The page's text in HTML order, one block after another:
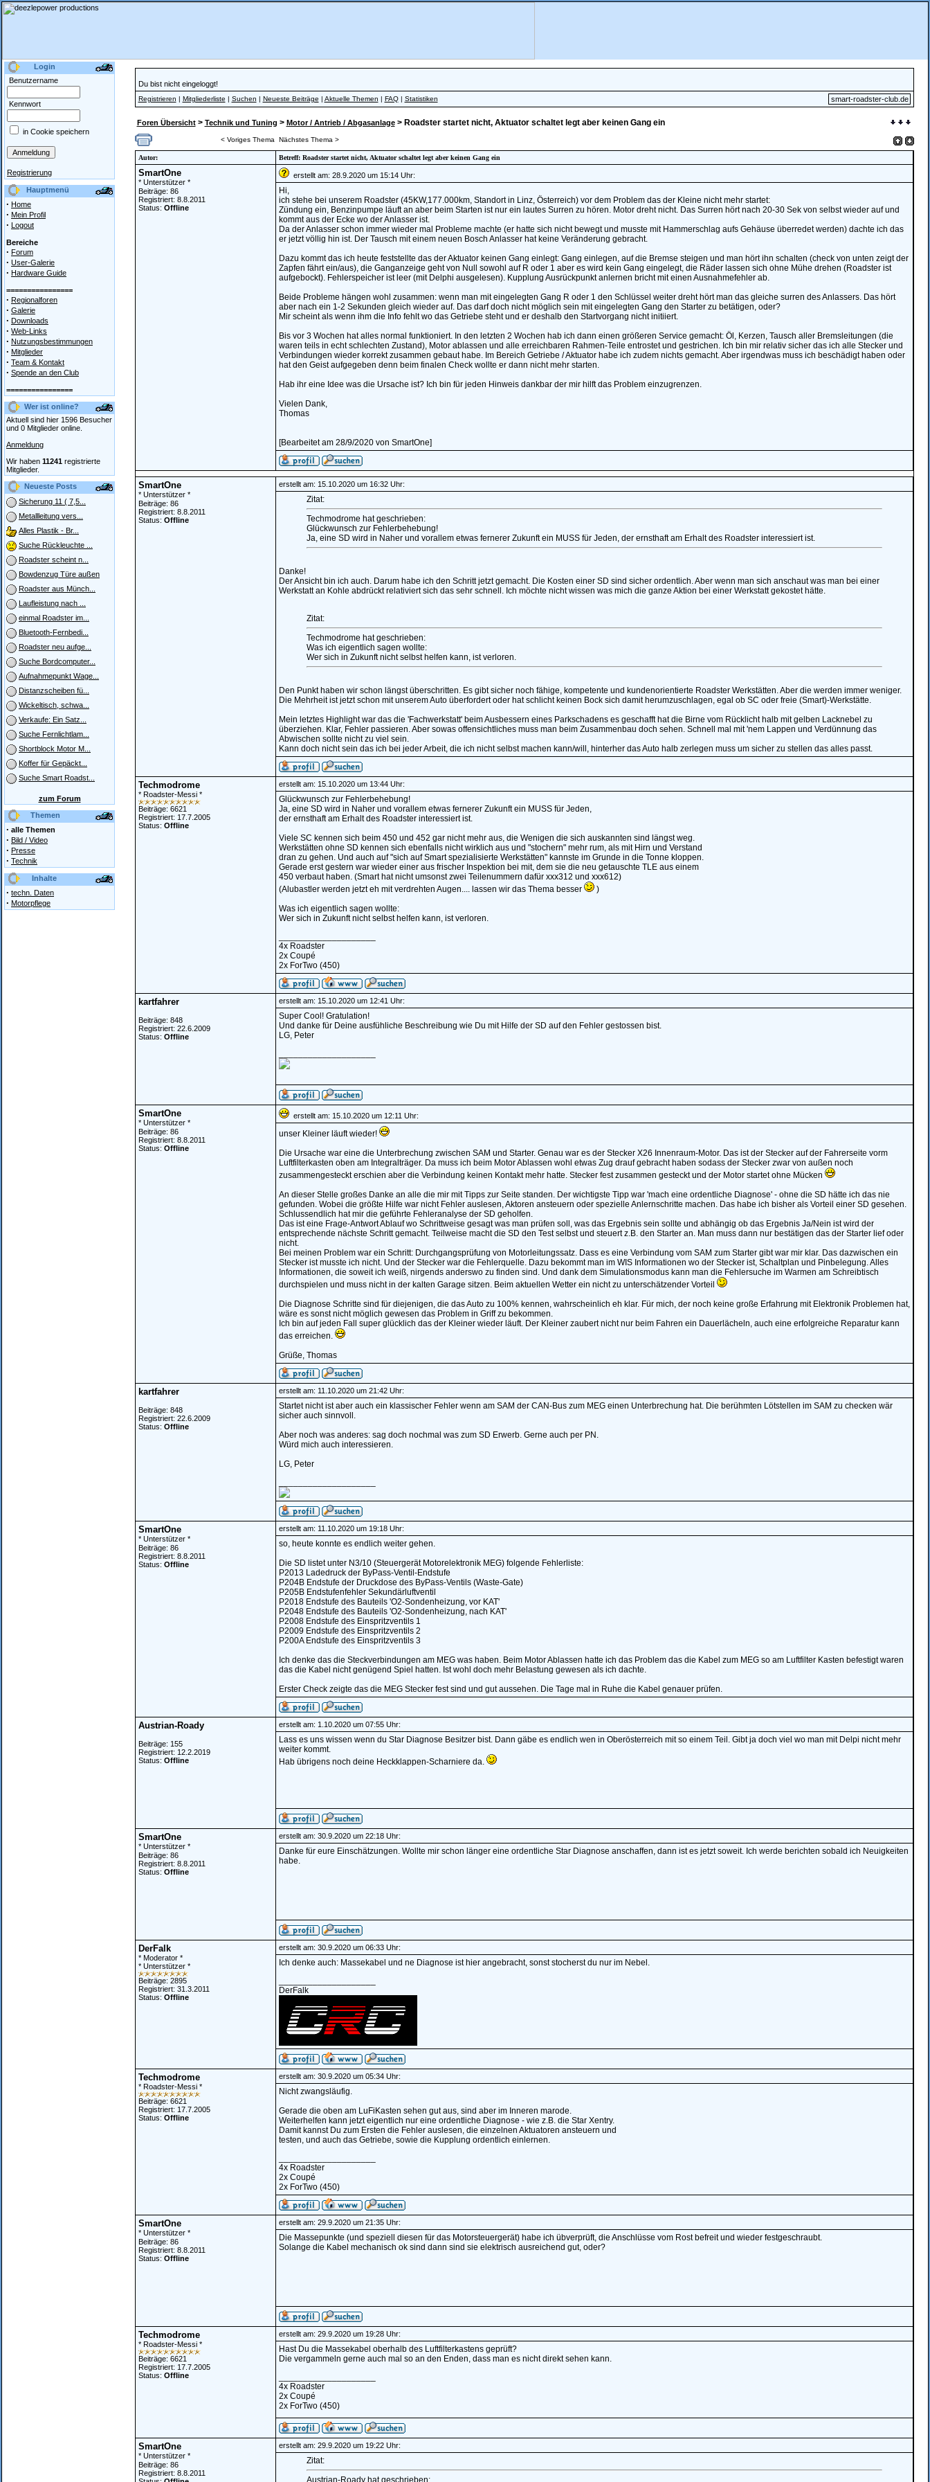
Login
Benutzername
Kennwort
in Cookie speichern
Registrierung
Hauptmenü
· Home
· Mein Profil
· Logout
Bereiche
· Forum
· User-Galerie
· Hardware Guide
================
· Regionalforen
· Galerie
· Downloads
· Web-Links
· Nutzungsbestimmungen
· Mitglieder
· Team & Kontakt
· Spende an den Club
================
Wer ist online?
Aktuell sind hier 1596 Besucher
und 0 Mitglieder online.
Anmeldung
Wir haben 11241 registrierte
Mitglieder.
Neueste Posts
Sicherung 11 ( 7,5...
Metallleitung vers...
Alles Plastik - Br...
Suche Rückleuchte ...
Roadster scheint n...
Bowdenzug Türe außen
Roadster aus Münch...
Laufleistung nach ...
einmal Roadster im...
Bluetooth-Fernbedi...
Roadster neu aufge...
Suche Bordcomputer...
Aufnahmepunkt Wage...
Distanzscheiben fü...
Wickeltisch, schwa...
Verkaufe: Ein Satz...
Suche Fernlichtlam...
Shortblock Motor M...
Koffer für Gepäckt...
Suche Smart Roadst...
zum Forum
Themen
· alle Themen
· Bild / Video
· Presse
· Technik
Inhalte
· techn. Daten
· Motorpflege
Du bist nicht eingeloggt!
Registrieren | Mitgliederliste | Suchen | Neueste Beiträge | Aktuelle Themen | FAQ| Statistiken smart-roadster-club.de
Foren Übersicht> Technik und Tuning > Motor / Antrieb / Abgasanlage> Roadster startet nicht, Aktuator schaltet legt aber keinen Gang ein
< Voriges Thema Nächstes Thema >
Autor: Betreff: Roadster startet nicht, Aktuator schaltet legt aber keinen Gang ein
SmartOne
* Unterstützer *
Beiträge: 86
Registriert: 8.8.2011
Status: Offline
erstellt am: 28.9.2020 um 15:14 Uhr:
Hi,
ich stehe bei unserem Roadster (45KW,177.000km, Standort in Linz, Österreich) vor dem Problem das der Kleine nicht mehr startet:
Zündung ein, Benzinpumpe läuft an aber beim Starten ist nur ein lautes Surren zu hören. Motor dreht nicht. Das Surren hört nach 20-30 Sek von selbst wieder auf und
kommt aus der Ecke wo der Anlasser ist.
Da der Anlasser schon immer wieder mal Probleme machte (er hatte sich nicht bewegt und musste mit Hammerschlag aufs Gehäuse überredet werden) dachte ich das
er jetzt völlig hin ist. Der Tausch mit einem neuen Bosch Anlasser hat keine Veränderung gebracht.
Dazu kommt das ich heute feststellte das der Aktuator keinen Gang einlegt: Gang einlegen, auf die Bremse steigen und man hört ihn schalten (check von unten zeigt der
Zapfen fährt ein/aus), die Ganganzeige geht von Null sowohl auf R oder 1 aber es wird kein Gang eingelegt, die Räder lassen sich ohne Mühe drehen (Roadster ist
aufgebockt). Fehlerspeicher ist leer (mit Delphi ausgelesen). Kupplung Ausrückpunkt anlernen bricht mit einen Ausnahmefehler ab.
Beide Probleme hängen wohl zusammen: wenn man mit eingelegten Gang R oder 1 den Schlüssel weiter dreht hört man das gleiche surren des Anlassers. Das hört
aber nach ein 1-2 Sekunden gleich wieder auf. Das darf doch nicht möglich sein mit eingelegten Gang den Starter zu betätigen, oder?
Mir scheint als wenn ihm die Info fehlt wo das Getriebe steht und er deshalb den Startvorgang nicht initiiert.
Bis vor 3 Wochen hat alles normal funktioniert. In den letzten 2 Wochen hab ich dann einen größeren Service gemacht: Öl, Kerzen, Tausch aller Bremsleitungen (die
waren teils in echt schlechten Zustand), Motor ablassen und alle erreichbaren Rahmen-Teile entrostet und gestrichen. Ich bin mir relativ sicher das ich alle Stecker und
Verbindungen wieder korrekt zusammen gebaut habe. Im Bereich Getriebe / Aktuator habe ich zudem nichts gemacht. Aber irgendwas muss ich beschädigt haben oder
hat den Geist aufgegeben denn beim finalen Check wollte er dann nicht mehr starten.
Hab ihr eine Idee was die Ursache ist? Ich bin für jeden Hinweis dankbar der mir hilft das Problem einzugrenzen.
Vielen Dank,
Thomas
[Bearbeitet am 28/9/2020 von SmartOne]
SmartOne
* Unterstützer *
Beiträge: 86
Registriert: 8.8.2011
Status: Offline
erstellt am: 15.10.2020 um 16:32 Uhr:
Zitat:
Techmodrome hat geschrieben:
Glückwunsch zur Fehlerbehebung!
Ja, eine SD wird in Naher und vorallem etwas fernerer Zukunft ein MUSS für Jeden, der ernsthaft am Erhalt des Roadster interessiert ist.
Danke!
Der Ansicht bin ich auch. Darum habe ich den Schritt jetzt gemacht. Die Kosten einer SD sind sicher ordentlich. Aber wenn man sich anschaut was man bei einer
Werkstatt an Kohle abdrückt relativiert sich das sehr schnell. Ich möchte nicht wissen was mich die ganze Aktion bei einer Werkstatt gekostet hätte.
Zitat:
Techmodrome hat geschrieben:
Was ich eigentlich sagen wollte:
Wer sich in Zukunft nicht selbst helfen kann, ist verloren.
Den Punkt haben wir schon längst überschritten. Es gibt sicher noch fähige, kompetente und kundenorientierte Roadster Werkstätten. Aber die werden immer weniger.
Die Mehrheit ist jetzt schon mit unserem Auto überfordert oder hat schlicht keinen Bock sich damit herumzuschlagen, egal ob SC oder freie (Smart)-Werkstätte.
Mein letztes Highlight war das die 'Fachwerkstatt' beim Ausbessern eines Parkschadens es geschafft hat die Birne vom Rücklicht halb mit gelben Lacknebel zu
überziehen. Klar, Fehler passieren. Aber sowas offensichtliches muss man beim Zusammenbau doch sehen. Schnell mal mit 'nem Lappen und Verdünnung das
Abwischen sollte nicht zu viel sein.
Kann doch nicht sein das ich bei jeder Arbeit, die ich nicht selbst machen kann/will, hinterher das Auto halb zerlegen muss um sicher zu stellen das alles passt.
Techmodrome
* Roadster-Messi *
Beiträge: 6621
Registriert: 17.7.2005
Status: Offline
erstellt am: 15.10.2020 um 13:44 Uhr:
Glückwunsch zur Fehlerbehebung!
Ja, eine SD wird in Naher und vorallem etwas fernerer Zukunft ein MUSS für Jeden,
der ernsthaft am Erhalt des Roadster interessiert ist.
Viele SC kennen sich beim 450 und 452 gar nicht mehr aus, die Wenigen die sich auskannten sind längst weg.
Werkstätten ohne SD kennen sich ebenfalls nicht wirklich aus und "stochern" mehr rum, als mit Hirn und Verstand
dran zu gehen. Und auch auf "sich auf Smart spezialisierte Werkstätten" kannste im Grunde in die Tonne kloppen.
Gerade erst gestern war wieder einer aus frischer Inspektion bei mit, dem sie die neu getauschte TLE aus einem
450 verbaut haben. (Smart hat nicht umsonst zwei Teilenummern dafür xxx312 und xxx612)
(Alubastler werden jetzt eh mit verdrehten Augen.... lassen wir das Thema besser
)
Was ich eigentlich sagen wollte:
Wer sich in Zukunft nicht selbst helfen kann, ist verloren.
4x Roadster
2x Coupé
2x ForTwo (450)
kartfahrer
Beiträge: 848
Registriert: 22.6.2009
Status: Offline
erstellt am: 15.10.2020 um 12:41 Uhr:
Super Cool! Gratulation!
Und danke für Deine ausfühliche Beschreibung wie Du mit Hilfe der SD auf den Fehler gestossen bist.
LG, Peter
SmartOne
* Unterstützer *
Beiträge: 86
Registriert: 8.8.2011
Status: Offline
erstellt am: 15.10.2020 um 12:11 Uhr:
unser Kleiner läuft wieder!
Die Ursache war eine die Unterbrechung zwischen SAM und Starter. Genau war es der Stecker X26 Innenraum-Motor. Das ist der Stecker auf der Fahrerseite vorm
Luftfilterkasten oben am Integralträger. Da muss ich beim Motor Ablassen wohl etwas Zug drauf gebracht haben sodass der Stecker zwar von außen noch
zusammengesteckt erschien aber die Verbindung keinen Kontakt mehr hatte. Stecker fest zusammen gesteckt und der Motor startet ohne Mücken
An dieser Stelle großes Danke an alle die mir mit Tipps zur Seite standen. Der wichtigste Tipp war 'mach eine ordentliche Diagnose' - ohne die SD hätte ich das nie
gefunden. Wobei die größte Hilfe war nicht Fehler auslesen, Aktoren ansteuern oder spezielle Anlernschritte machen. Das habe ich bisher als Vorteil einer SD gesehen.
Schlussendlich hat mir die geführte Fehleranalyse der SD geholfen.
Das ist eine Frage-Antwort Ablauf wo Schrittweise gesagt was man prüfen soll, was das Ergebnis sein sollte und abhängig ob das Ergebnis Ja/Nein ist wird der
entsprechende nächste Schritt gemacht. Teilweise macht die SD den Test selbst und steuert z.B. den Starter an. Man muss dann nur bestätigen das der Starter lief oder
nicht.
Bei meinen Problem war ein Schritt: Durchgangsprüfung von Motorleitungssatz. Dass es eine Verbindung vom SAM zum Starter gibt war mir klar. Das dazwischen ein
Stecker ist musste ich nicht. Und der Stecker war die Fehlerquelle. Dazu bekommt man im WIS Informationen wo der Stecker ist, Schaltplan und Pinbelegung. Alles
Informationen, die soweit ich weiß, nirgends anderswo zu finden sind. Und dank dem Simulationsmodus kann man die Fehlersuche im Warmen am Schreibtisch
durchspielen und muss nicht in der kalten Garage sitzen. Beim aktuellen Wetter ein nicht zu unterschätzender Vorteil
Die Diagnose Schritte sind für diejenigen, die das Auto zu 100% kennen, wahrscheinlich eh klar. Für mich, der noch keine große Erfahrung mit Elektronik Problemen hat,
wäre es sonst nicht möglich gewesen das Problem in Griff zu bekommen.
Ich bin auf jeden Fall super glücklich das der Kleiner wieder läuft. Der Kleiner zaubert nicht nur beim Fahren ein Dauerlächeln, auch eine erfolgreiche Reparatur kann
das erreichen.
Grüße, Thomas
kartfahrer
Beiträge: 848
Registriert: 22.6.2009
Status: Offline
erstellt am: 11.10.2020 um 21:42 Uhr:
Startet nicht ist aber auch ein klassischer Fehler wenn am SAM der CAN-Bus zum MEG einen Unterbrechung hat. Die berühmten Lötstellen im SAM zu checken wär
sicher auch sinnvoll.
Aber noch was anderes: sag doch nochmal was zum SD Erwerb. Gerne auch per PN.
Würd mich auch interessieren.
LG, Peter
SmartOne
* Unterstützer *
Beiträge: 86
Registriert: 8.8.2011
Status: Offline
erstellt am: 11.10.2020 um 19:18 Uhr:
so, heute konnte es endlich weiter gehen.
Die SD listet unter N3/10 (Steuergerät Motorelektronik MEG) folgende Fehlerliste:
P2013 Ladedruck der ByPass-Ventil-Endstufe
P204B Endstufe der Druckdose des ByPass-Ventils (Waste-Gate)
P205B Endstufenfehler Sekundärluftventil
P2018 Endstufe des Bauteils 'O2-Sondenheizung, vor KAT'
P2048 Endstufe des Bauteils 'O2-Sondenheizung, nach KAT'
P2008 Endstufe des Einspritzventils 1
P2009 Endstufe des Einspritzventils 2
P200A Endstufe des Einspritzventils 3
Ich denke das die Steckverbindungen am MEG was haben. Beim Motor Ablassen hatte ich das Problem das die Kabel zum MEG so am Luftfilter Kasten befestigt waren
das die Kabel nicht genügend Spiel hatten. Ist wohl doch mehr Belastung gewesen als ich dachte.
Erster Check zeigte das die MEG Stecker fest sind und gut aussehen. Die Tage mal in Ruhe die Kabel genauer prüfen.
Austrian-Roady
Beiträge: 155
Registriert: 12.2.2019
Status: Offline
erstellt am: 1.10.2020 um 07:55 Uhr:
Lass es uns wissen wenn du Star Diagnose Besitzer bist. Dann gäbe es endlich wen in Oberösterreich mit so einem Teil. Gibt ja doch viel wo man mit Delpi nicht mehr
weiter kommt.
Hab übrigens noch deine Heckklappen-Scharniere da.
SmartOne
* Unterstützer *
Beiträge: 86
Registriert: 8.8.2011
Status: Offline
erstellt am: 30.9.2020 um 22:18 Uhr:
Danke für eure Einschätzungen. Wollte mir schon länger eine ordentliche Star Diagnose anschaffen, dann ist es jetzt soweit. Ich werde berichten sobald ich Neuigkeiten
habe.
DerFalk
* Moderator *
* Unterstützer *
Beiträge: 2895
Registriert: 31.3.2011
Status: Offline
erstellt am: 30.9.2020 um 06:33 Uhr:
Ich denke auch: Massekabel und ne Diagnose ist hier angebracht, sonst stocherst du nur im Nebel.
DerFalk
Techmodrome
* Roadster-Messi *
Beiträge: 6621
Registriert: 17.7.2005
Status: Offline
erstellt am: 30.9.2020 um 05:34 Uhr:
Nicht zwangsläufig.
Gerade die oben am LuFiKasten sehen gut aus, sind aber im Inneren marode.
Weiterhelfen kann jetzt eigentlich nur eine ordentliche Diagnose - wie z.B. die Star Xentry.
Damit kannst Du zum Ersten die Fehler auslesen, die einzelnen Aktuatoren ansteuern und
testen, und auch das Getriebe, sowie die Kupplung ordentlich einlernen.
4x Roadster
2x Coupé
2x ForTwo (450)
SmartOne
* Unterstützer *
Beiträge: 86
Registriert: 8.8.2011
Status: Offline
erstellt am: 29.9.2020 um 21:35 Uhr:
Die Massepunkte (und speziell diesen für das Motorsteuergerät) habe ich übverprüft, die Anschlüsse vom Rost befreit und wieder festgeschraubt.
Solange die Kabel mechanisch ok sind dann sind sie elektrisch ausreichend gut, oder?
Techmodrome
* Roadster-Messi *
Beiträge: 6621
Registriert: 17.7.2005
Status: Offline
erstellt am: 29.9.2020 um 19:28 Uhr:
Hast Du die Massekabel oberhalb des Luftfilterkastens geprüft?
Die vergammeln gerne auch mal so an den Enden, dass man es nicht direkt sehen kann.
4x Roadster
2x Coupé
2x ForTwo (450)
SmartOne
* Unterstützer *
Beiträge: 86
Registriert: 8.8.2011
erstellt am: 29.9.2020 um 19:22 Uhr:
Zitat:
Austrian-Roady hat geschrieben: